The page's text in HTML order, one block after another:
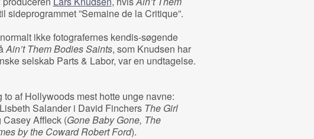
sideprogrammet ”Semaine de la Critique”.
ikke fotografernes kendis-søgende
Ain’t Them Bodies Saints, som Knudsen har
selskab Parts & Labor, var en undtagelse.
af Hollywoods mest hotte unge navne:
Salander i David Finchers The Girl
Casey Affleck (Gone Baby Gone, The
by the Coward Robert Ford).